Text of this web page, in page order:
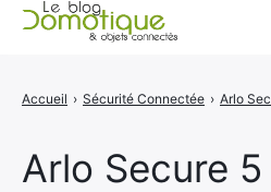
Arlo Secure 5
Accueil › Sécurité Connectée ›
A propos